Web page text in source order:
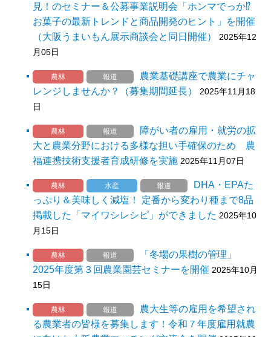
見！のセミナー＆公募事業説明会「ホンマでっか⁉
お菓子の最新トレンドと商品開発のヒント」を開催
（大阪うまいもん展示商談会と同日開催）
2025年12
月05日
農林 報道
農業基礎講座で農業にチャ
レンジしませんか？（募集期間延長）
2025年11月18
日
農林 報道
障がい者の雇用・就労の拡
大と農業分野における多様な担い手確保のため 農
福連携技術支援者育成研修を実施 2025年11月07日
農林 水産 報道
DHA・EPAた
っぷり＆美味しく減塩！ 定番から変わり種まで8品
掲載した「マイワシレシピ」ができました 2025年10
月15日
農林 報道
「冬場の果樹の管理」
2025年度第３回農業園芸セミナーを開催 2025年10月
15日
農林 報道
農大生等の雇用を希望され
る農業者の皆様を募集します！令和７年度雇用就農